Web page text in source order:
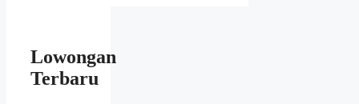
Lowongan
Terbaru